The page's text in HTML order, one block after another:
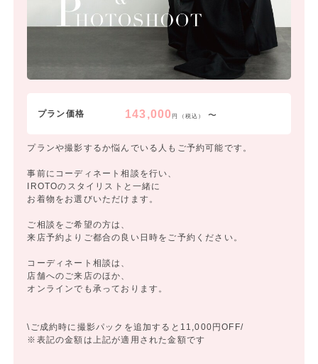
プラン価格 143,000円（税込） 〜
プランや撮影するか悩んでいる人もご予約可能です。
事前にコーディネート相談を行い、
IROTOのスタイリストと一緒に
お着物をお選びいただけます。
ご相談をご希望の方は、
来店予約よりご都合の良い日時をご予約ください。
コーディネート相談は、
店舗へのご来店のほか、
オンラインでも承っております。
\ご成約時に撮影パックを追加すると11,000円OFF/
※表記の金額は上記が適用された金額です